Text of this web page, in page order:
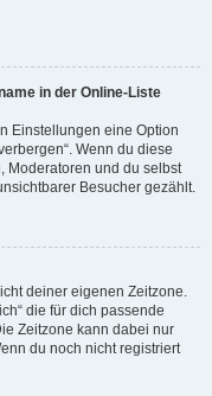
in der Online-Liste
Einstellungen eine Option
Wenn du diese
Moderatoren und du selbst
Besucher gezählt.
deiner eigenen Zeitzone.
die für dich passende
Zeitzone kann dabei nur
du noch nicht registriert